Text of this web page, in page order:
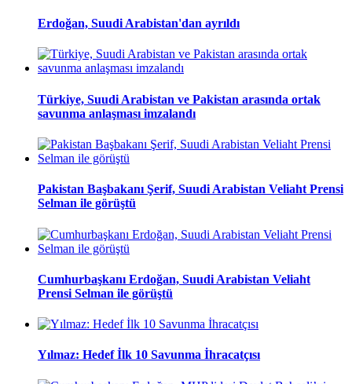
Erdoğan, Suudi Arabistan'dan ayrıldı
Türkiye, Suudi Arabistan ve Pakistan arasında ortak
savunma anlaşması imzalandı
Pakistan Başbakanı Şerif, Suudi Arabistan Veliaht Prensi
Selman ile görüştü
Cumhurbaşkanı Erdoğan, Suudi Arabistan Veliaht
Prensi Selman ile görüştü
Yılmaz: Hedef İlk 10 Savunma İhracatçısı